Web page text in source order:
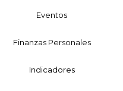
Eventos
Finanzas Personales
Indicadores